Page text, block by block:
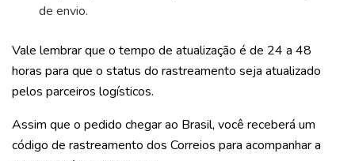
de envio.
Vale lembrar que o tempo de atualização é de 24 a 48
horas para que o status do rastreamento seja atualizado
pelos parceiros logísticos.
Assim que o pedido chegar ao Brasil, você receberá um
código de rastreamento dos Correios para acompanhar a